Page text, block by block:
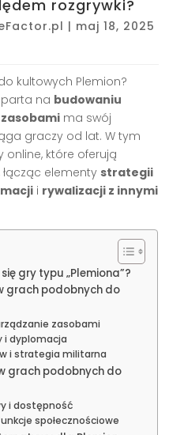
rozgrywki?
| maj 18, 2025
kultowych Plemion?
na budowaniu
ma swój
graczy od lat. W tym
online, które oferują
elementy strategii
i rywalizacji z innymi
gry typu „Plemiona”?
grach podobnych do
zasobami
i dyplomacja
i strategia militarna
grach podobnych do
i dostępność
społecznościowe